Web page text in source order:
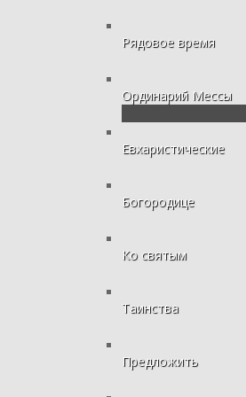
Рядовое время
Ординарий Мессы
Евхаристические
Богородице
Ко святым
Таинства
Предложить